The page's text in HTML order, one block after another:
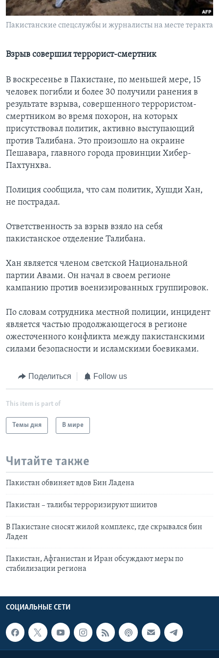
Learning English
Языки
Пакистанские спецслужбы и журналисты на месте теракта
Взрыв совершил террорист-смертник
В воскресенье в Пакистане, по меньшей мере, 15
человек погибли и более 30 получили ранения в
результате взрыва, совершенного террористом-
смертником во время похорон, на которых
присутствовал политик, активно выступающий
против Талибана. Это произошло на окраине
Пешавара, главного города провинции Хибер-
Пахтунхва.
Полиция сообщила, что сам политик, Хушди Хан,
не пострадал.
Ответственность за взрыв взяло на себя
пакистанское отделение Талибана.
Хан является членом светской Национальной
партии Авами. Он начал в своем регионе
кампанию против военизированных группировок.
По словам сотрудника местной полиции, инцидент
является частью продолжающегося в регионе
ожесточенного конфликта между пакистанскими
силами безопасности и исламскими боевиками.
Поделиться Follow us
This item is part of
Темы дня В мире
Читайте также
Пакистан обвиняет вдов Бин Ладена
Пакистан – талибы терроризируют шиитов
В Пакистане сносят жилой комплекс, где скрывался бин
Ладен
Пакистан, Афганистан и Иран обсуждают меры по
стабилизации региона
СОЦИАЛЬНЫЕ СЕТИ